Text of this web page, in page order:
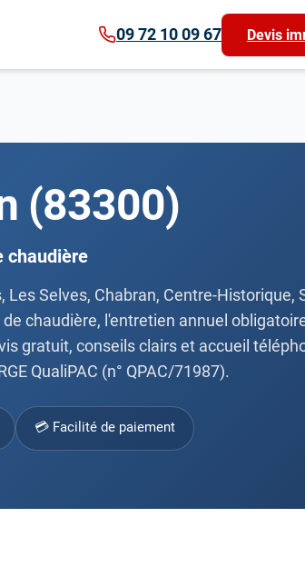
09 72 10 09 67 Devis
(83300)
chaudière
Selves, Chabran, Centre-Historique,
chaudière, l'entretien annuel
gratuit, conseils clairs et accueil
QualiPAC (n° QPAC/71987).
💳 Facilité de paiement